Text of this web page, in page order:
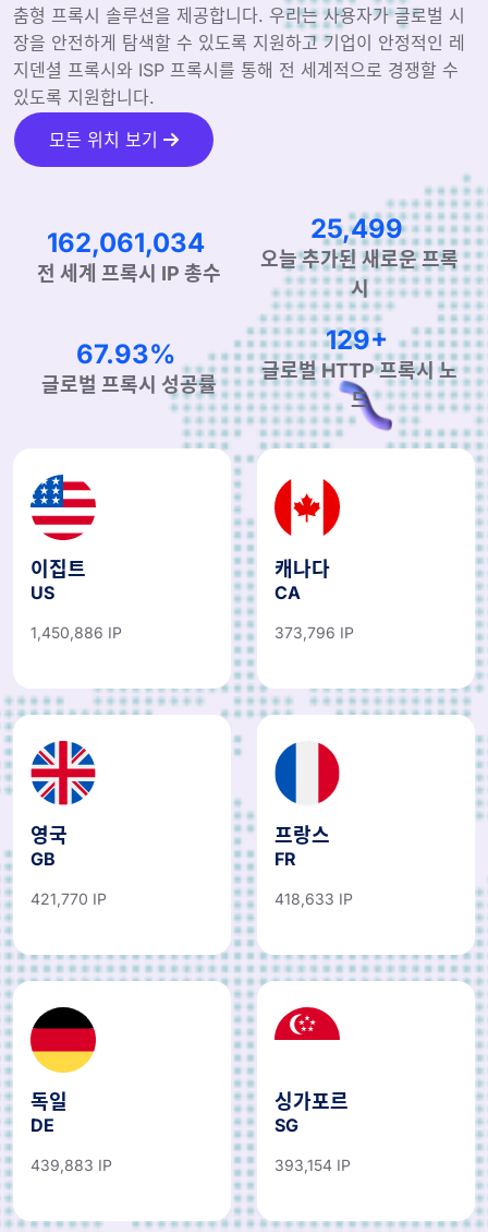
춤형 프록시 솔루션을 제공합니다. 우리는 사용자가 글로벌 시
장을 안전하게 탐색할 수 있도록 지원하고 기업이 안정적인 레
지덴셜 프록시와 ISP 프록시를 통해 전 세계적으로 경쟁할 수
있도록 지원합니다.
모든 위치 보기
233,613,518
전 세계 프록시 IP 총수
37,002
오늘 추가된 새로운 프록
시
99.90%
글로벌 프록시 성공률
190+
글로벌 HTTP 프록시 노
드
이집트
US
1,450,886 IP
캐나다
CA
373,796 IP
영국
GB
421,770 IP
프랑스
FR
418,633 IP
독일
DE
439,883 IP
싱가포르
SG
393,154 IP